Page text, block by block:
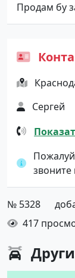
Продам бу
Сергей
№ 5328
417